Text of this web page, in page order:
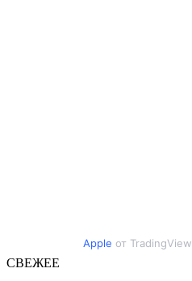
Apple от TradingView
СВЕЖЕЕ